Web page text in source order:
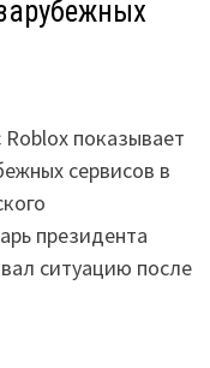
показывает
сервисов в
президента
ситуацию после